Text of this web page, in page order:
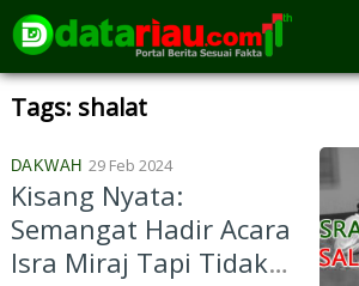
Tags: shalat
DAKWAH 29 Feb 2024
Kisang Nyata:
Semangat Hadir Acara
Isra Miraj Tapi Tidak